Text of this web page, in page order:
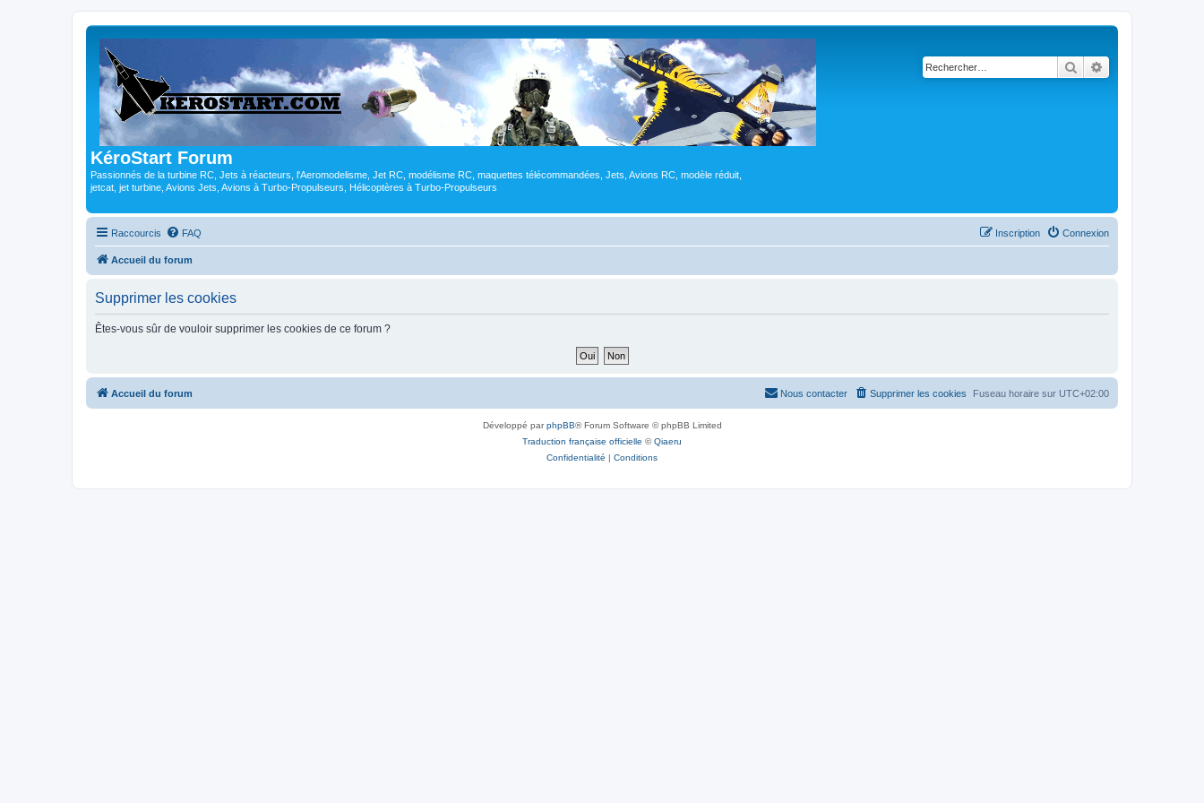
KéroStart Forum
Passionnés de la turbine RC, Jets à réacteurs, l'Aeromodelisme, Jet RC, modélisme RC, maquettes télécommandées, Jets, Avions RC, modèle réduit,
jetcat, jet turbine, Avions Jets, Avions à Turbo-Propulseurs, Hélicoptères à Turbo-Propulseurs
Rechercher
Raccourcis FAQ Connexion
Inscription
Accueil du forum
Supprimer les cookies
Êtes-vous sûr de vouloir supprimer les cookies de ce forum ?
Accueil du forum Fuseau horaire sur UTC+02:00
Supprimer les cookies
Nous contacter
Développé parphpBB® Forum Software © phpBB Limited
Traduction française officielle ©Qiaeru
Confidentialité | Conditions